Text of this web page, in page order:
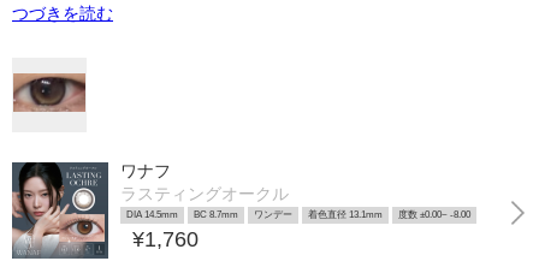
つづきを読む
ワナフ
ラスティングオークル
DIA 14.5mm BC 8.7mm ワンデー 着色直径 13.1mm 度数 ±0.00~ -8.00
¥1,760